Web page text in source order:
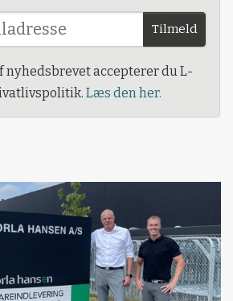
Tilmeld
nyhedsbrevet accepterer du L-
Læs den her.